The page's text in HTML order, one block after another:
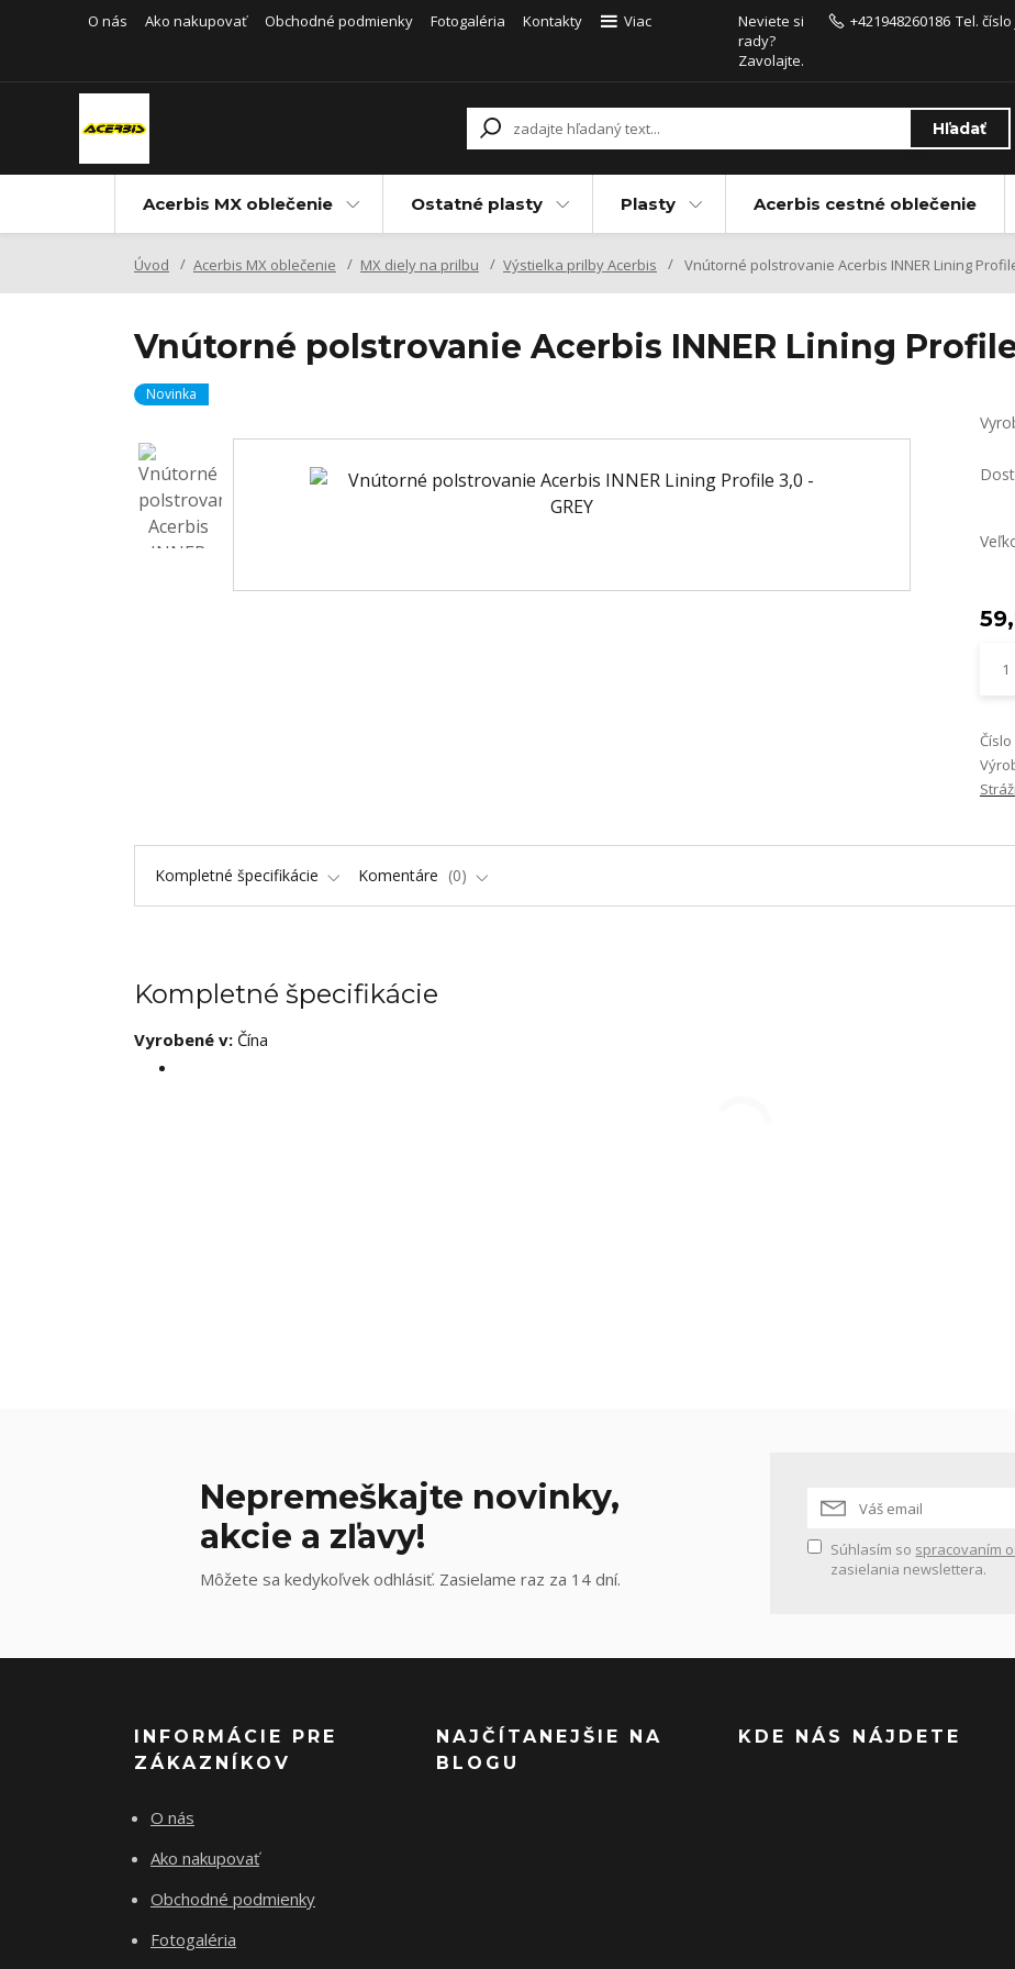
O nás Ako nakupovať Obchodné podmienky Fotogaléria Kontakty Viac
Hľadať
Neviete si
rady?
Zavolajte.
+421948260186 Tel.
Acerbis MX oblečenie Ostatné plasty Plasty Acerbis cestné oblečenie
Úvod Acerbis MX oblečenie MX diely na prilbu Výstielka prilby Acerbis Vnútorné polstrovanie Acerbis INNER Lining
Vnútorné polstrovanie Acerbis INNER Lining Profile
Novinka
Kompletné špecifikácie Komentáre 0
Kompletné špecifikácie
Vyrobené v: Čína
Nepremeškajte novinky,
akcie a zľavy!
Môžete sa kedykoľvek odhlásiť. Zasielame raz za 14 dní.
Súhlasím so spracovaním
zasielania newslettera.
INFORMÁCIE PRE
ZÁKAZNÍKOV
O nás
Ako nakupovať
Obchodné podmienky
Fotogaléria
NAJČÍTANEJŠIE NA
BLOGU
KDE NÁS NÁJDETE